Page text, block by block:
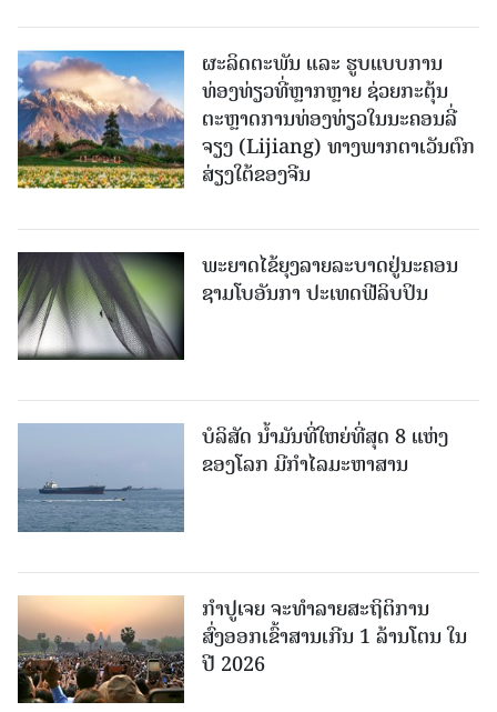
ຜະລິດຕະພັນ ແລະ ຮູບແບບການ
ທ່ອງທ່ຽວທີ່ຫຼາກຫຼາຍ ຊ່ວຍກະຕຸ້ນ
ຕະຫຼາດການທ່ອງທ່ຽວໃນນະຄອນລີ່
ຈຽງ (Lijiang) ທາງພາກຕາເວັນຕົກ
ສ່ຽງໃຕ້ຂອງຈີນ
ພະຍາດໄຂ້ຍຸງລາຍລະບາດຢູ່ນະຄອນ
ຊາມໂບ​ອັນກາ ປະເທດຟີລິບປິນ
ບໍລິສັດ ນ້ຳມັນທີ່ໃຫຍ່ທີ່ສຸດ 8 ແຫ່ງ
ຂອງໂລກ ມີກຳໄລມະຫາສານ
ກຳປູເຈຍ ຈະທຳລາຍສະຖິຕິການ
ສົ່ງອອກເຂົ້າສານເກີນ 1 ລ້ານໂຕນ ໃນ
ປີ 2026